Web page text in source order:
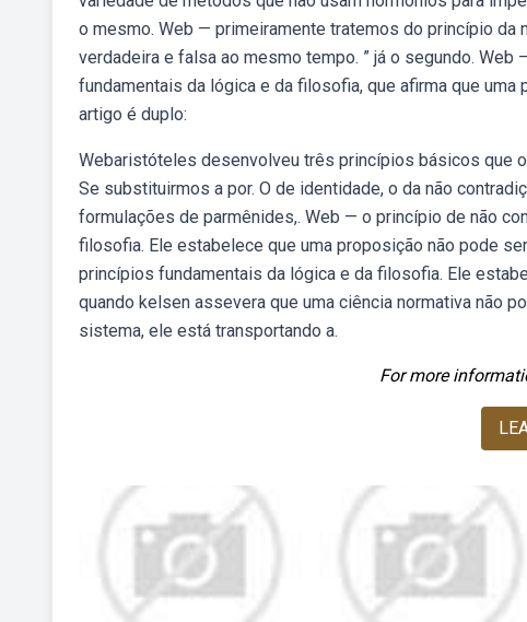
o mesmo. Web — primeiramente tratemos do princípio da
verdadeira e falsa ao mesmo tempo. ” já o segundo.
fundamentais da lógica e da filosofia, que afirma que
artigo é duplo:
Webaristóteles desenvolveu três princípios básicos que
Se substituirmos a por. O de identidade, o da não
formulações de parmênides,. Web — o princípio de não
filosofia. Ele estabelece que uma proposição não pode
princípios fundamentais da lógica e da filosofia. Ele
quando kelsen assevera que uma ciência normativa não
sistema, ele está transportando a.
For more